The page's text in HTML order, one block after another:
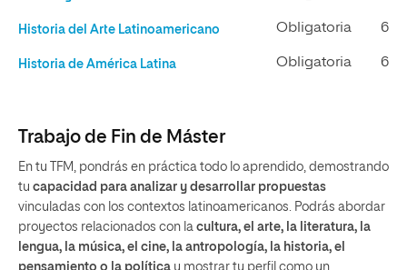
Historia del Arte Latinoamericano Obligatoria 6
Historia de América Latina Obligatoria 6
Trabajo de Fin de Máster
En tu TFM, pondrás en práctica todo lo aprendido, demostrando
tu capacidad para analizar y desarrollar propuestas
vinculadas con los contextos latinoamericanos. Podrás abordar
proyectos relacionados con la cultura, el arte, la literatura, la
lengua, la música, el cine, la antropología, la historia, el
pensamiento o la política y mostrar tu perfil como un